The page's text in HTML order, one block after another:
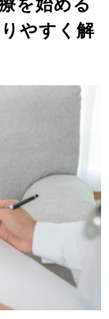
を始める
やすく解